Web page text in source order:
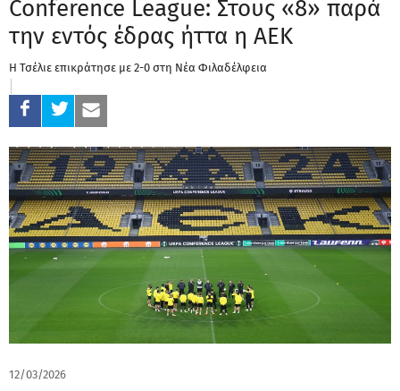
Conference League: Στους «8» παρά
την εντός έδρας ήττα η ΑΕΚ
Η Τσέλιε επικράτησε με 2-0 στη Νέα Φιλαδέλφεια
12/03/2026